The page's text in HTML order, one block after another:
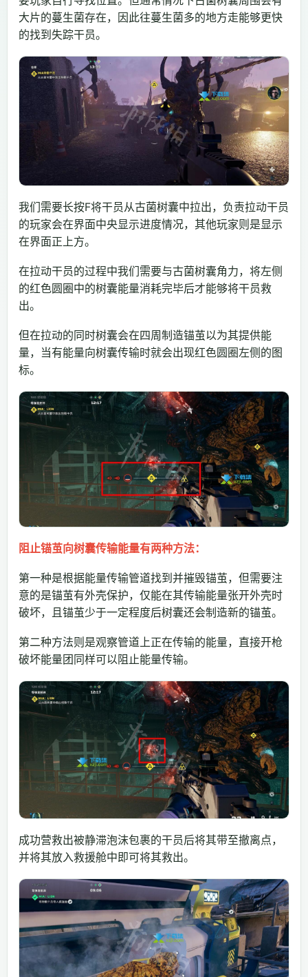
大片的蔓生菌存在，因此往蔓生菌多的地方走能够更快
的找到失踪干员。
我们需要长按F将干员从古菌树囊中拉出，负责拉动干员
的玩家会在界面中央显示进度情况，其他玩家则是显示
在界面正上方。
在拉动干员的过程中我们需要与古菌树囊角力，将左侧
的红色圆圈中的树囊能量消耗完毕后才能够将干员救
出。
但在拉动的同时树囊会在四周制造锚茧以为其提供能
量，当有能量向树囊传输时就会出现红色圆圈左侧的图
标。
阻止锚茧向树囊传输能量有两种方法：
第一种是根据能量传输管道找到并摧毁锚茧，但需要注
意的是锚茧有外壳保护，仅能在其传输能量张开外壳时
破坏，且锚茧少于一定程度后树囊还会制造新的锚茧。
第二种方法则是观察管道上正在传输的能量，直接开枪
破坏能量团同样可以阻止能量传输。
成功营救出被静滞泡沫包裹的干员后将其带至撤离点，
并将其放入救援舱中即可将其救出。